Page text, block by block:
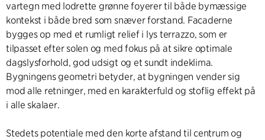
vartegn med lodrette grønne foyerer til både bymæssige
kontekst i både bred som snæver forstand. Facaderne
bygges op med et rumligt relief i lys terrazzo, som er
tilpasset efter solen og med fokus på at sikre optimale
dagslysforhold, god udsigt og et sundt indeklima.
Bygningens geometri betyder, at bygningen vender sig
mod alle retninger, med en karakterfuld og stoflig effekt på
i alle skalaer.
Stedets potentiale med den korte afstand til centrum og